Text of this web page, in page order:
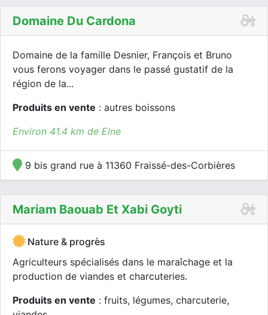
Domaine Du Cardona
Domaine de la famille Desnier, François et Bruno
vous ferons voyager dans le passé gustatif de la
région de la...
Produits en vente : autres boissons
Environ 41.4 km de Elne
9 bis grand rue à 11360 Fraissé-des-Corbières
Mariam Baouab Et Xabi Goyti
Nature & progrès
Agriculteurs spécialisés dans le maraîchage et la
production de viandes et charcuteries.
Produits en vente : fruits, légumes, charcuterie,